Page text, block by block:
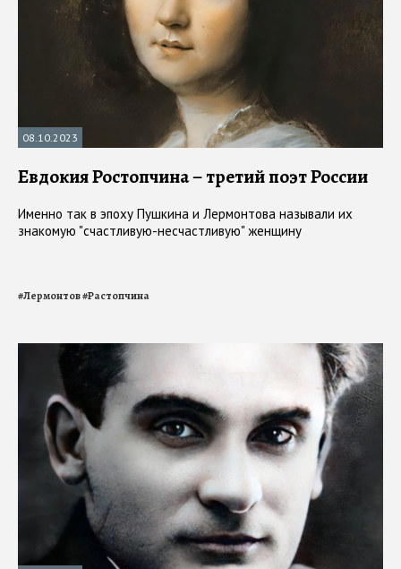
08.10.2023
Евдокия Ростопчина – третий поэт России
Именно так в эпоху Пушкина и Лермонтова называли их
знакомую "счастливую-несчастливую" женщину
#Лермонтов#Растопчина